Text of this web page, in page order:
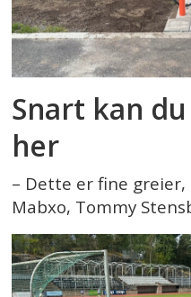
Snart kan
her
– Dette er fine
Mabxo, Tommy